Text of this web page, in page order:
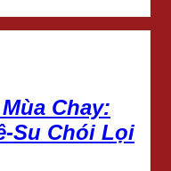
Chay:
Su Chói Lọi